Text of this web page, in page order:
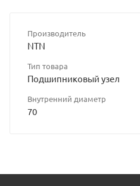
Производитель
NTN
Тип товара
Подшипниковый узел
Внутренний диаметр
70